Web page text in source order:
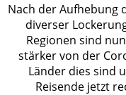
Nach der Aufhebung
diverser
Regionen sind
stärker von der
Länder dies sind
Reisende jetzt